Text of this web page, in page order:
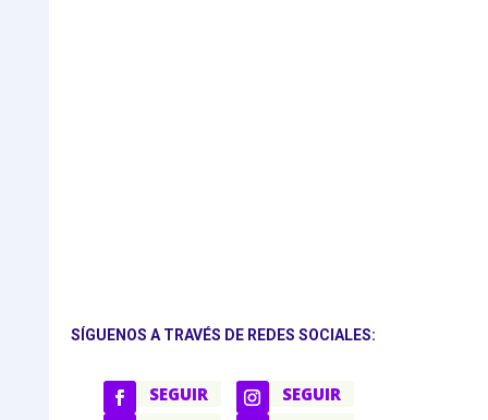
SÍGUENOS A TRAVÉS DE REDES SOCIALES:
SEGUIR
SEGUIR